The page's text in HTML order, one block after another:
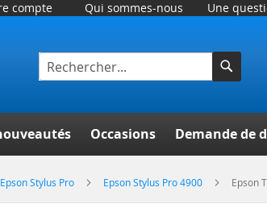
compte Qui sommes-nous Une
Occasions Demande de
Epson Stylus Pro Epson Stylus Pro 4900 Epson